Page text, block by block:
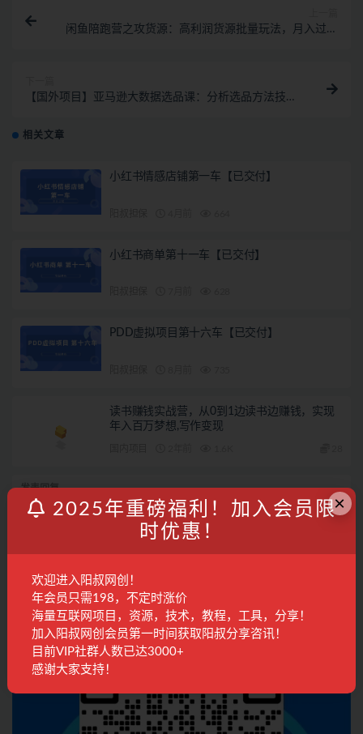
闲鱼陪跑营之攻货源：高利润货源批量玩法，月入过万
【国外项目】亚马逊大数据选品课：分析选品方法技
相关文章
小红书情感店铺第一车【已交付】
小红书商单第十一车【已交付】
PDD虚拟项目第十六车【已交付】
读书赚钱实战营，从0到1边读书边赚钱，实现
年入百万梦想,写作变现
发表回复
联系客服
×
2025年重磅福利！加入会员限
时优惠！
欢迎进入阳叔网创！
年会员只需198，不定时涨价
海量互联网项目，资源，技术，教程，工具，分享！
加入阳叔网创会员第一时间获取阳叔分享咨讯！
目前VIP社群人数已达3000+
感谢大家支持！